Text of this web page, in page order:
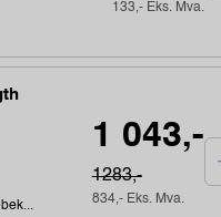
133,- Eks. Mva.
1 043,-
1283,-
834,- Eks. Mva.